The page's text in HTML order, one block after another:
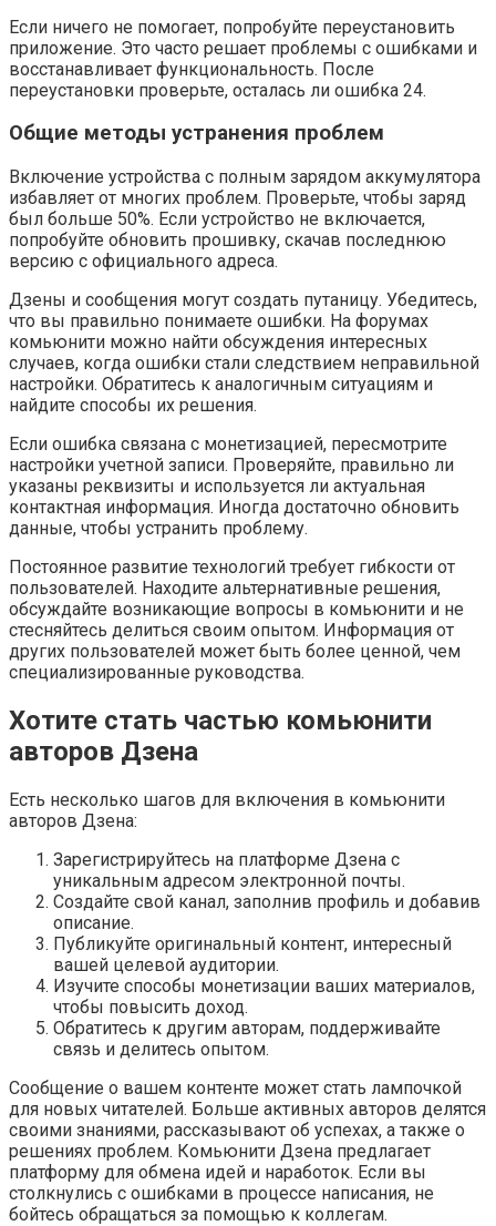
Если ничего не помогает, попробуйте переустановить
приложение. Это часто решает проблемы с ошибками и
восстанавливает функциональность. После
переустановки проверьте, осталась ли ошибка 24.
Общие методы устранения проблем
Включение устройства с полным зарядом аккумулятора
избавляет от многих проблем. Проверьте, чтобы заряд
был больше 50%. Если устройство не включается,
попробуйте обновить прошивку, скачав последнюю
версию с официального адреса.
Дзены и сообщения могут создать путаницу. Убедитесь,
что вы правильно понимаете ошибки. На форумах
комьюнити можно найти обсуждения интересных
случаев, когда ошибки стали следствием неправильной
настройки. Обратитесь к аналогичным ситуациям и
найдите способы их решения.
Если ошибка связана с монетизацией, пересмотрите
настройки учетной записи. Проверяйте, правильно ли
указаны реквизиты и используется ли актуальная
контактная информация. Иногда достаточно обновить
данные, чтобы устранить проблему.
Постоянное развитие технологий требует гибкости от
пользователей. Находите альтернативные решения,
обсуждайте возникающие вопросы в комьюнити и не
стесняйтесь делиться своим опытом. Информация от
других пользователей может быть более ценной, чем
специализированные руководства.
Хотите стать частью комьюнити
авторов Дзена
Есть несколько шагов для включения в комьюнити
авторов Дзена:
Зарегистрируйтесь на платформе Дзена с
уникальным адресом электронной почты.
Создайте свой канал, заполнив профиль и добавив
описание.
Публикуйте оригинальный контент, интересный
вашей целевой аудитории.
Изучите способы монетизации ваших материалов,
чтобы повысить доход.
Обратитесь к другим авторам, поддерживайте
связь и делитесь опытом.
Сообщение о вашем контенте может стать лампочкой
для новых читателей. Больше активных авторов делятся
своими знаниями, рассказывают об успехах, а также о
решениях проблем. Комьюнити Дзена предлагает
платформу для обмена идей и наработок. Если вы
столкнулись с ошибками в процессе написания, не
бойтесь обращаться за помощью к коллегам.